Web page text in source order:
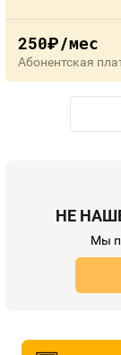
250руб./мес
Абонентская
НЕ
Мы